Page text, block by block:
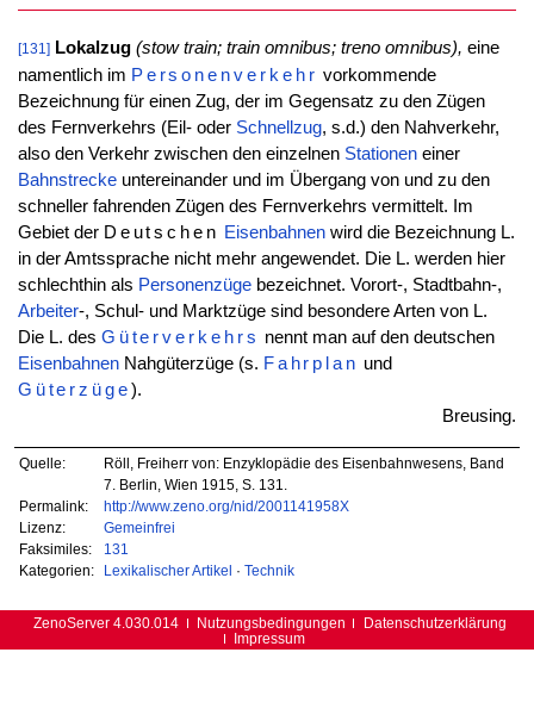
[131] Lokalzug (stow train; train omnibus; treno omnibus), eine
namentlich im Personenverkehr vorkommende
Bezeichnung für einen Zug, der im Gegensatz zu den Zügen
des Fernverkehrs (Eil- oder Schnellzug, s.d.) den Nahverkehr,
also den Verkehr zwischen den einzelnen Stationeneiner
Bahnstreckeuntereinander und im Übergang von und zu den
schneller fahrenden Zügen des Fernverkehrs vermittelt. Im
Gebiet der Deutschen Eisenbahnen wird die Bezeichnung L.
in der Amtssprache nicht mehr angewendet. Die L. werden hier
schlechthin als Personenzügebezeichnet. Vorort-, Stadtbahn-,
Arbeiter-, Schul- und Marktzüge sind besondere Arten von L.
Die L. des Güterverkehrs nennt man auf den deutschen
EisenbahnenNahgüterzüge (s. Fahrplan und
Güterzüge).
Breusing.
Quelle:
Röll, Freiherr von: Enzyklopädie des Eisenbahnwesens, Band
7. Berlin, Wien 1915, S. 131.
Permalink:
http://www.zeno.org/nid/2001141958X
Lizenz:
Gemeinfrei
Faksimiles:
131
Kategorien:
Lexikalischer Artikel · Technik
ZenoServer 4.030.014 Nutzungsbedingungen
Datenschutzerklärung
Impressum